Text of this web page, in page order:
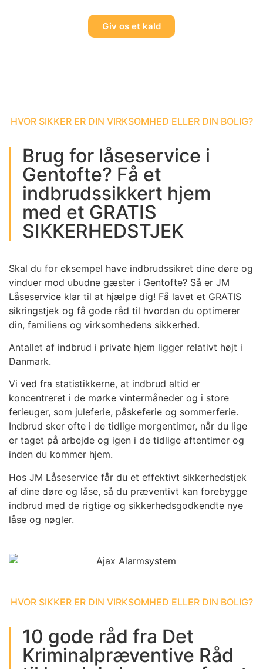
Giv os et kald
HVOR SIKKER ER DIN VIRKSOMHED ELLER DIN BOLIG?
Brug for låseservice i
Gentofte? Få et
indbrudssikkert hjem
med et GRATIS
SIKKERHEDSTJEK
Skal du for eksempel have indbrudssikret dine døre og
vinduer mod ubudne gæster i Gentofte? Så er JM
Låseservice klar til at hjælpe dig! Få lavet et GRATIS
sikringstjek og få gode råd til hvordan du optimerer
din, familiens og virksomhedens sikkerhed.
Antallet af indbrud i private hjem ligger relativt højt i
Danmark.
Vi ved fra statistikkerne, at indbrud altid er
koncentreret i de mørke vintermåneder og i store
ferieuger, som juleferie, påskeferie og sommerferie.
Indbrud sker ofte i de tidlige morgentimer, når du lige
er taget på arbejde og igen i de tidlige aftentimer og
inden du kommer hjem.
Hos JM Låseservice får du et effektivt sikkerhedstjek
af dine døre og låse, så du præventivt kan forebygge
indbrud med de rigtige og sikkerhedsgodkendte nye
låse og nøgler.
HVOR SIKKER ER DIN VIRKSOMHED ELLER DIN BOLIG?
10 gode råd fra Det
Kriminalpræventive Råd